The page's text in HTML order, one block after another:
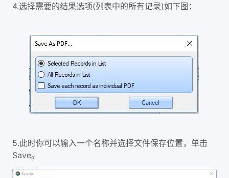
4.选择需要的结果选项(列表中的所有记录)如下图：
5.此时你可以输入一个名称并选择文件保存位置，单击
Save。